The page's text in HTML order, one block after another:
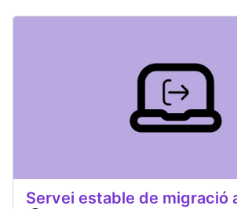
Servei estable de migració